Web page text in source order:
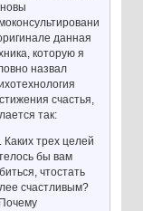
данная
которую я
назвал
счастья,
так:
Каких трех целей
бы вам
чтостать
счастливым?